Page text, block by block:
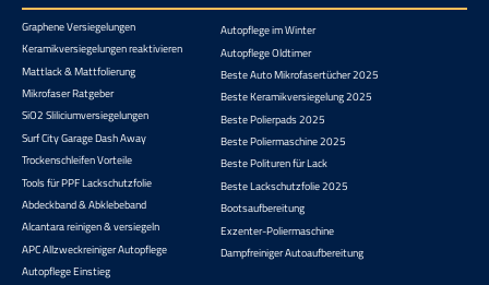
Graphene Versiegelungen
Keramikversiegelungen reaktivieren
Mattlack & Mattfolierung
Mikrofaser Ratgeber
SiO2 Sliliciumversiegelungen
Surf City Garage Dash Away
Trockenschleifen Vorteile
Tools für PPF Lackschutzfolie
Abdeckband & Abklebeband
Alcantara reinigen & versiegeln
APC Allzweckreiniger Autopflege
Autopflege Einstieg
Autopflege im Winter
Autopflege Oldtimer
Beste Auto Mikrofasertücher 2025
Beste Keramikversiegelung 2025
Beste Polierpads 2025
Beste Poliermaschine 2025
Beste Polituren für Lack
Beste Lackschutzfolie 2025
Bootsaufbereitung
Exzenter-Poliermaschine
Dampfreiniger Autoaufbereitung